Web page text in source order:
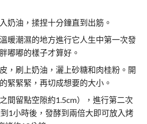
奶油，揉捏十分鐘直到出筋。
暖潮濕的地方進行它人生中第一次發
嘟嘟的樣子才算好。
，刷上奶油，灑上砂糖和肉桂粉。開
緊緊緊，再切成想要的大小。
間留點空隙約1.5cm），進行第二次
1小時後，發酵到兩倍大即可放入烤